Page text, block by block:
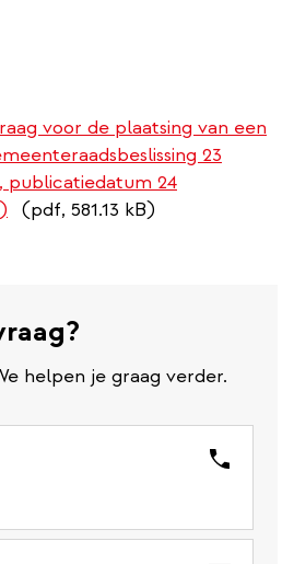
voor de plaatsing van een
23
publicatiedatum 24
(pdf, 581.13 kB)
helpen je graag verder.